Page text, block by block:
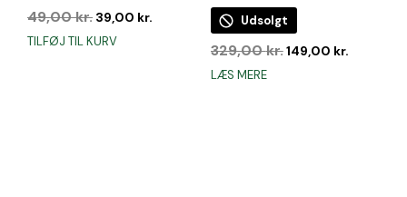
49,00kr. Den
pris
39,00 kr.
39,00 kr..
TILFØJ TIL KURV
Udsolgt
329,00kr.Den
149,00 kr.
LÆS MERE